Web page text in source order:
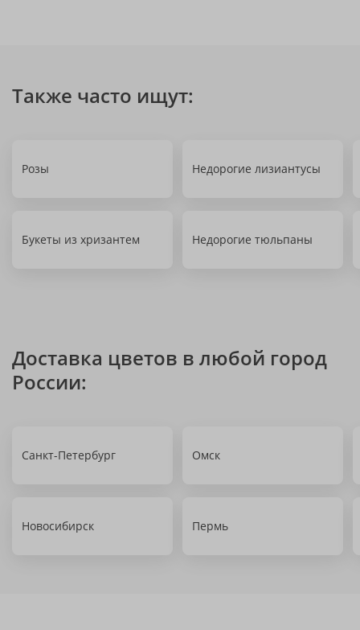
Также часто ищут:
Розы Недорогие лизиантусы
Букеты из хризантем Недорогие тюльпаны
Доставка цветов в любой город
России:
Санкт-Петербург Омск
Новосибирск Пермь